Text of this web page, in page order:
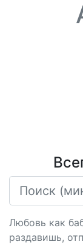
Любовь как
раздавишь,